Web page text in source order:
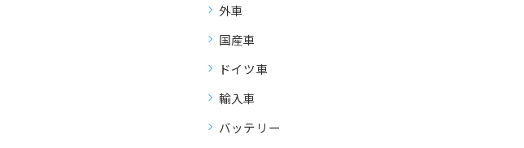
外車
国産車
ドイツ車
輸入車
バッテリー